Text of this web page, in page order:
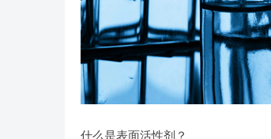
什么是表面活性剂？